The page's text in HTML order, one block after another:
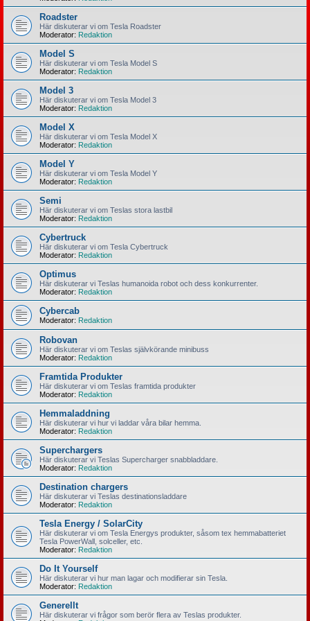
Roadster
Här diskuterar vi om Tesla Roadster
Moderator: Redaktion
Model S
Här diskuterar vi om Tesla Model S
Moderator: Redaktion
Model 3
Här diskuterar vi om Tesla Model 3
Moderator: Redaktion
Model X
Här diskuterar vi om Tesla Model X
Moderator: Redaktion
Model Y
Här diskuterar vi om Tesla Model Y
Moderator: Redaktion
Semi
Här diskuterar vi om Teslas stora lastbil
Moderator: Redaktion
Cybertruck
Här diskuterar vi om Tesla Cybertruck
Moderator: Redaktion
Optimus
Här diskuterar vi Teslas humanoida robot och dess konkurrenter.
Moderator: Redaktion
Cybercab
Moderator: Redaktion
Robovan
Här diskuterar vi om Teslas självkörande minibuss
Moderator: Redaktion
Framtida Produkter
Här diskuterar vi om Teslas framtida produkter
Moderator: Redaktion
Hemmaladdning
Här diskuterar vi hur vi laddar våra bilar hemma.
Moderator: Redaktion
Superchargers
Här diskuterar vi Teslas Supercharger snabbladdare.
Moderator: Redaktion
Destination chargers
Här diskuterar vi Teslas destinationsladdare
Moderator: Redaktion
Tesla Energy / SolarCity
Här diskuterar vi om Tesla Energys produkter, såsom tex hemmabatteriet
Tesla PowerWall, solceller, etc.
Moderator: Redaktion
Do It Yourself
Här diskuterar vi hur man lagar och modifierar sin Tesla.
Moderator: Redaktion
Generellt
Här diskuterar vi frågor som berör flera av Teslas produkter.